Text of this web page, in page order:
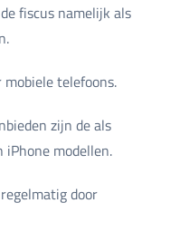
fiscus namelijk als
telefoons.
zijn de als
modellen.
door